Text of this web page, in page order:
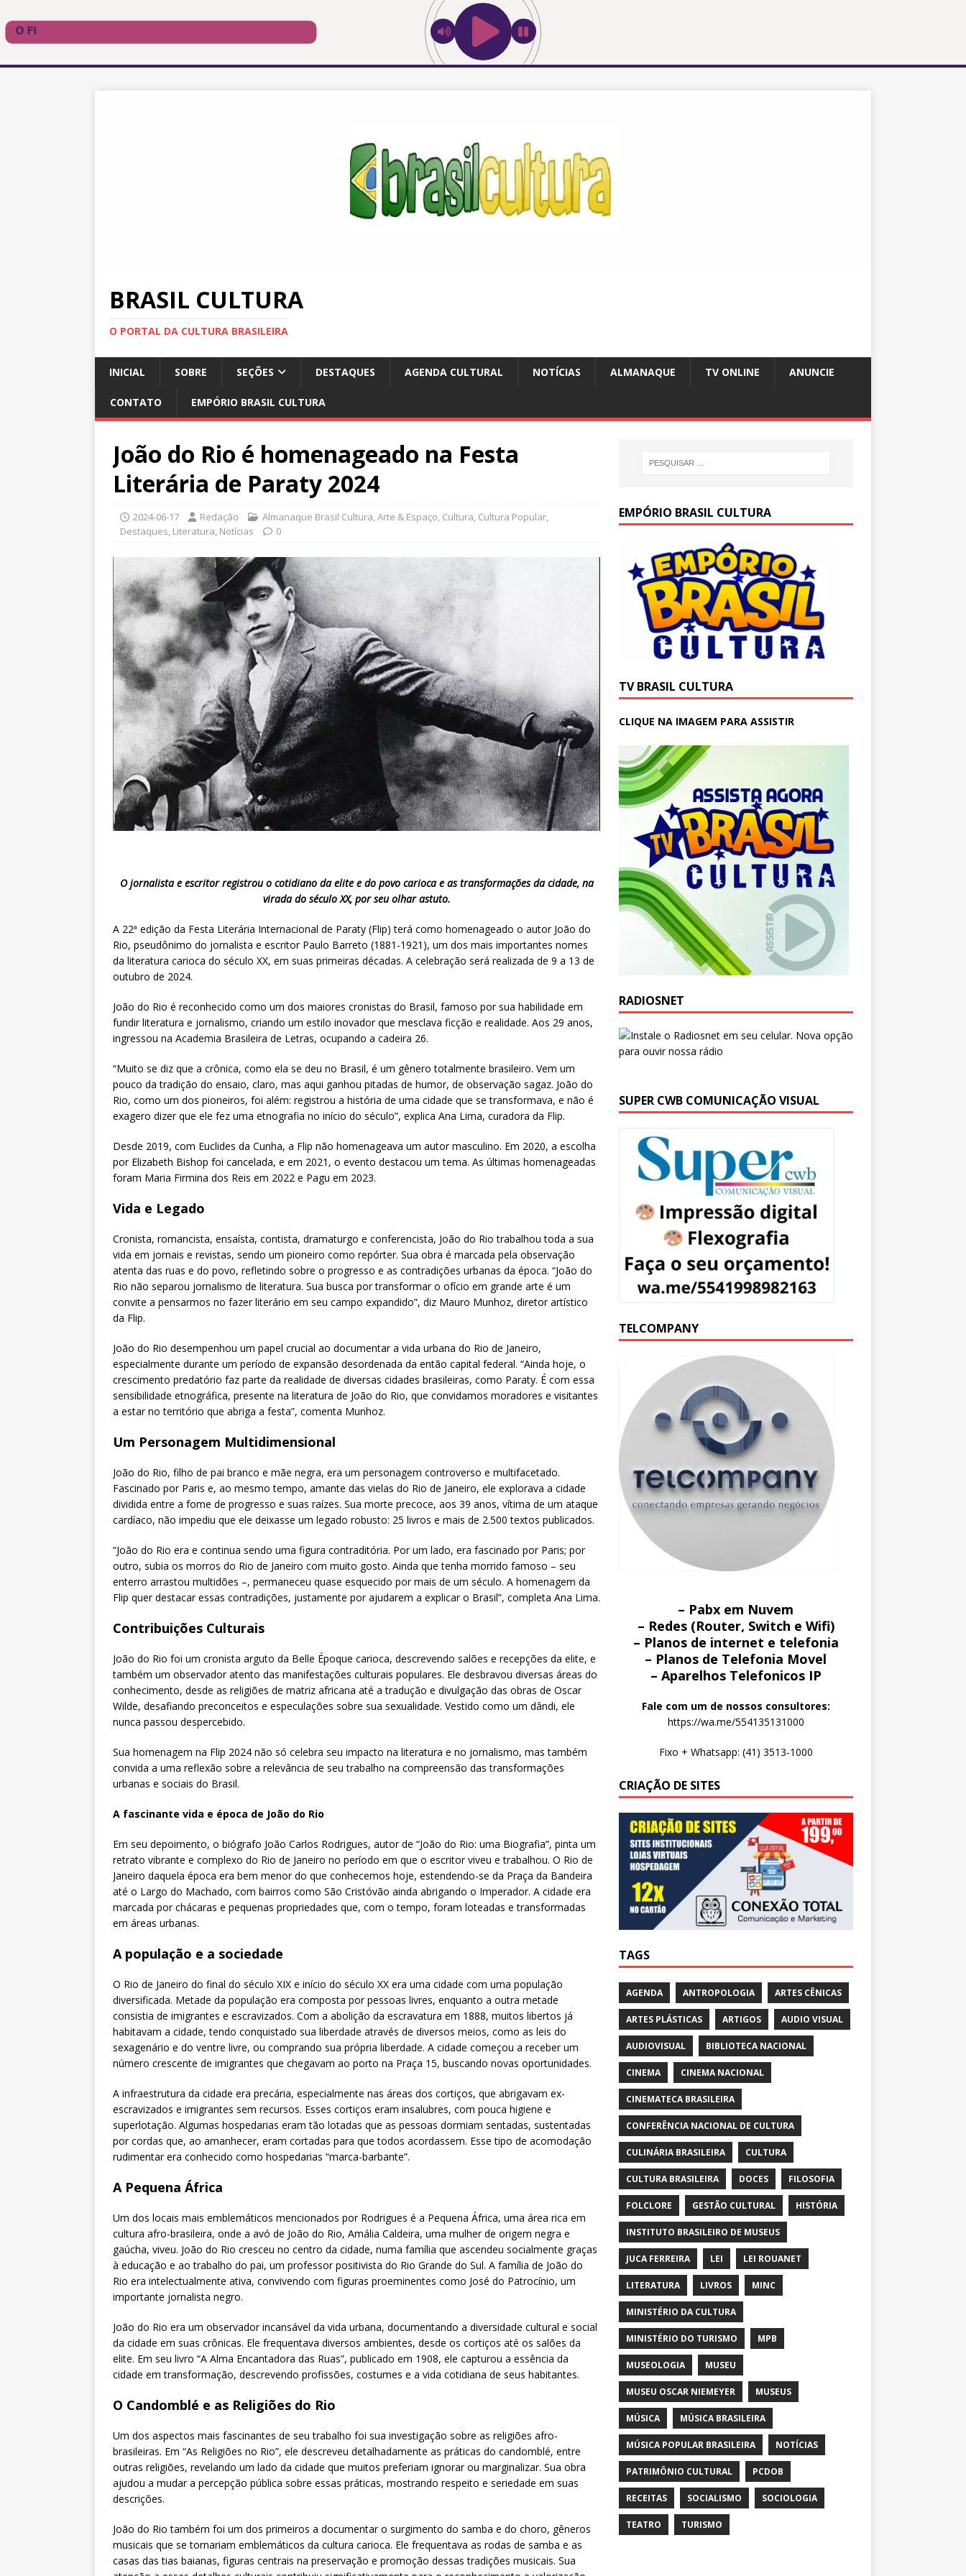
BRASIL CULTURA
O PORTAL DA CULTURA BRASILEIRA
INICIAL SOBRE SEÇÕES DESTAQUES AGENDA CULTURAL NOTÍCIAS ALMANAQUE TV ONLINE ANUNCIE
CONTATO EMPÓRIO BRASIL CULTURA
João do Rio é homenageado na Festa
Literária de Paraty 2024
2024-06-17 Redação Almanaque Brasil Cultura,Arte & Espaço, Cultura, Cultura Popular,
Destaques, Literatura, Notícias 0
O jornalista e escritor registrou o cotidiano da elite e do povo carioca e as transformações da cidade, na
virada do século XX, por seu olhar astuto.
A 22ª edição da Festa Literária Internacional de Paraty (Flip) terá como homenageado o autor João do
Rio, pseudônimo do jornalista e escritor Paulo Barreto (1881-1921), um dos mais importantes nomes
da literatura carioca do século XX, em suas primeiras décadas. A celebração será realizada de 9 a 13 de
outubro de 2024.
João do Rio é reconhecido como um dos maiores cronistas do Brasil, famoso por sua habilidade em
fundir literatura e jornalismo, criando um estilo inovador que mesclava ficção e realidade. Aos 29 anos,
ingressou na Academia Brasileira de Letras, ocupando a cadeira 26.
“Muito se diz que a crônica, como ela se deu no Brasil, é um gênero totalmente brasileiro. Vem um
pouco da tradição do ensaio, claro, mas aqui ganhou pitadas de humor, de observação sagaz. João do
Rio, como um dos pioneiros, foi além: registrou a história de uma cidade que se transformava, e não é
exagero dizer que ele fez uma etnografia no início do século”, explica Ana Lima, curadora da Flip.
Desde 2019, com Euclides da Cunha, a Flip não homenageava um autor masculino. Em 2020, a escolha
por Elizabeth Bishop foi cancelada, e em 2021, o evento destacou um tema. As últimas homenageadas
foram Maria Firmina dos Reis em 2022 e Pagu em 2023.
Vida e Legado
Cronista, romancista, ensaísta, contista, dramaturgo e conferencista, João do Rio trabalhou toda a sua
vida em jornais e revistas, sendo um pioneiro como repórter. Sua obra é marcada pela observação
atenta das ruas e do povo, refletindo sobre o progresso e as contradições urbanas da época. “João do
Rio não separou jornalismo de literatura. Sua busca por transformar o ofício em grande arte é um
convite a pensarmos no fazer literário em seu campo expandido”, diz Mauro Munhoz, diretor artístico
da Flip.
João do Rio desempenhou um papel crucial ao documentar a vida urbana do Rio de Janeiro,
especialmente durante um período de expansão desordenada da então capital federal. “Ainda hoje, o
crescimento predatório faz parte da realidade de diversas cidades brasileiras, como Paraty. É com essa
sensibilidade etnográfica, presente na literatura de João do Rio, que convidamos moradores e visitantes
a estar no território que abriga a festa”, comenta Munhoz.
Um Personagem Multidimensional
João do Rio, filho de pai branco e mãe negra, era um personagem controverso e multifacetado.
Fascinado por Paris e, ao mesmo tempo, amante das vielas do Rio de Janeiro, ele explorava a cidade
dividida entre a fome de progresso e suas raízes. Sua morte precoce, aos 39 anos, vítima de um ataque
cardíaco, não impediu que ele deixasse um legado robusto: 25 livros e mais de 2.500 textos publicados.
“João do Rio era e continua sendo uma figura contraditória. Por um lado, era fascinado por Paris; por
outro, subia os morros do Rio de Janeiro com muito gosto. Ainda que tenha morrido famoso – seu
enterro arrastou multidões –, permaneceu quase esquecido por mais de um século. A homenagem da
Flip quer destacar essas contradições, justamente por ajudarem a explicar o Brasil”, completa Ana Lima.
Contribuições Culturais
João do Rio foi um cronista arguto da Belle Époque carioca, descrevendo salões e recepções da elite, e
também um observador atento das manifestações culturais populares. Ele desbravou diversas áreas do
conhecimento, desde as religiões de matriz africana até a tradução e divulgação das obras de Oscar
Wilde, desafiando preconceitos e especulações sobre sua sexualidade. Vestido como um dândi, ele
nunca passou despercebido.
Sua homenagem na Flip 2024 não só celebra seu impacto na literatura e no jornalismo, mas também
convida a uma reflexão sobre a relevância de seu trabalho na compreensão das transformações
urbanas e sociais do Brasil.
A fascinante vida e época de João do Rio
Em seu depoimento, o biógrafo João Carlos Rodrigues, autor de “João do Rio: uma Biografia”, pinta um
retrato vibrante e complexo do Rio de Janeiro no período em que o escritor viveu e trabalhou. O Rio de
Janeiro daquela época era bem menor do que conhecemos hoje, estendendo-se da Praça da Bandeira
até o Largo do Machado, com bairros como São Cristóvão ainda abrigando o Imperador. A cidade era
marcada por chácaras e pequenas propriedades que, com o tempo, foram loteadas e transformadas
em áreas urbanas.
A população e a sociedade
O Rio de Janeiro do final do século XIX e início do século XX era uma cidade com uma população
diversificada. Metade da população era composta por pessoas livres, enquanto a outra metade
consistia de imigrantes e escravizados. Com a abolição da escravatura em 1888, muitos libertos já
habitavam a cidade, tendo conquistado sua liberdade através de diversos meios, como as leis do
sexagenário e do ventre livre, ou comprando sua própria liberdade. A cidade começou a receber um
número crescente de imigrantes que chegavam ao porto na Praça 15, buscando novas oportunidades.
A infraestrutura da cidade era precária, especialmente nas áreas dos cortiços, que abrigavam ex-
escravizados e imigrantes sem recursos. Esses cortiços eram insalubres, com pouca higiene e
superlotação. Algumas hospedarias eram tão lotadas que as pessoas dormiam sentadas, sustentadas
por cordas que, ao amanhecer, eram cortadas para que todos acordassem. Esse tipo de acomodação
rudimentar era conhecido como hospedarias “marca-barbante”.
A Pequena África
Um dos locais mais emblemáticos mencionados por Rodrigues é a Pequena África, uma área rica em
cultura afro-brasileira, onde a avó de João do Rio, Amália Caldeira, uma mulher de origem negra e
gaúcha, viveu. João do Rio cresceu no centro da cidade, numa família que ascendeu socialmente graças
à educação e ao trabalho do pai, um professor positivista do Rio Grande do Sul. A família de João do
Rio era intelectualmente ativa, convivendo com figuras proeminentes como José do Patrocínio, um
importante jornalista negro.
João do Rio era um observador incansável da vida urbana, documentando a diversidade cultural e social
da cidade em suas crônicas. Ele frequentava diversos ambientes, desde os cortiços até os salões da
elite. Em seu livro “A Alma Encantadora das Ruas”, publicado em 1908, ele capturou a essência da
cidade em transformação, descrevendo profissões, costumes e a vida cotidiana de seus habitantes.
O Candomblé e as Religiões do Rio
Um dos aspectos mais fascinantes de seu trabalho foi sua investigação sobre as religiões afro-
brasileiras. Em “As Religiões no Rio”, ele descreveu detalhadamente as práticas do candomblé, entre
outras religiões, revelando um lado da cidade que muitos preferiam ignorar ou marginalizar. Sua obra
ajudou a mudar a percepção pública sobre essas práticas, mostrando respeito e seriedade em suas
descrições.
João do Rio também foi um dos primeiros a documentar o surgimento do samba e do choro, gêneros
musicais que se tornariam emblemáticos da cultura carioca. Ele frequentava as rodas de samba e as
casas das tias baianas, figuras centrais na preservação e promoção dessas tradições musicais. Sua
EMPÓRIO BRASIL CULTURA
TV BRASIL CULTURA
CLIQUE NA IMAGEM PARA ASSISTIR
RADIOSNET
SUPER CWB COMUNICAÇÃO VISUAL
TELCOMPANY
– Pabx em Nuvem
– Redes (Router, Switch e Wifi)
– Planos de internet e telefonia
– Planos de Telefonia Movel
– Aparelhos Telefonicos IP
Fale com um de nossos consultores:
https://wa.me/554135131000
Fixo + Whatsapp: (41) 3513-1000
CRIAÇÃO DE SITES
TAGS
AGENDA ANTROPOLOGIA ARTES CÊNICAS
ARTES PLÁSTICAS ARTIGOS AUDIO VISUAL
AUDIOVISUAL BIBLIOTECA NACIONAL
CINEMA CINEMA NACIONAL
CINEMATECA BRASILEIRA
CONFERÊNCIA NACIONAL DE CULTURA
CULINÁRIA BRASILEIRA CULTURA
CULTURA BRASILEIRA DOCES FILOSOFIA
FOLCLORE GESTÃO CULTURAL HISTÓRIA
INSTITUTO BRASILEIRO DE MUSEUS
JUCA FERREIRA LEI LEI ROUANET
LITERATURA LIVROS MINC
MINISTÉRIO DA CULTURA
MINISTÉRIO DO TURISMO MPB
MUSEOLOGIA MUSEU
MUSEU OSCAR NIEMEYER MUSEUS
MÚSICA MÚSICA BRASILEIRA
MÚSICA POPULAR BRASILEIRA NOTÍCIAS
PATRIMÔNIO CULTURAL PCDOB
RECEITAS SOCIALISMO SOCIOLOGIA
TEATRO TURISMO